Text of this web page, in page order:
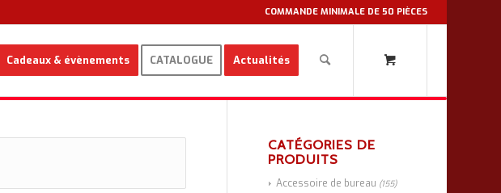
COMMANDE MINIMALE DE 50 PIÈCES
Cadeaux & évènements CATALOGUE Actualités
CATÉGORIES DE
PRODUITS
Accessoire de bureau (155)